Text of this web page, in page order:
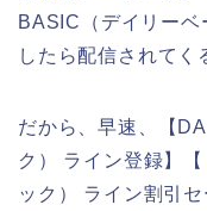
BASIC（デイリーベ
したら配信されてく
だから、早速、【
ク） ライン登録】
ック） ライン割引